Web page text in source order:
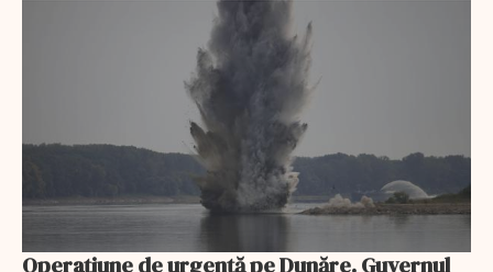
Operațiune de urgență pe Dunăre. Guvernul